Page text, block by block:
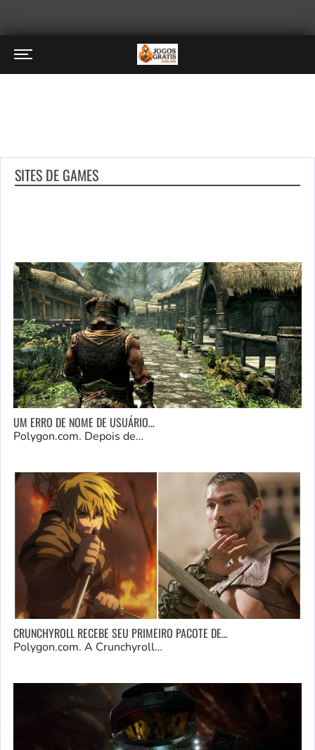
SITES DE GAMES
UM ERRO DE NOME DE USUÁRIO…
Polygon.com. Depois de…
CRUNCHYROLL RECEBE SEU PRIMEIRO PACOTE DE…
Polygon.com. A Crunchyroll…